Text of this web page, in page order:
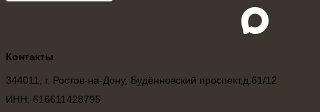
Whatsapp
Контакты
344011, г. Ростов-на-Дону, Будённовский проспект,д.61/12
ИНН: 616611428795